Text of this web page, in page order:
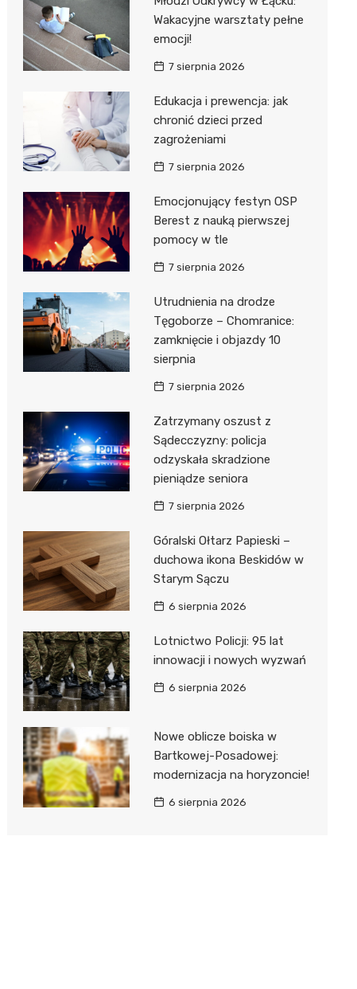
Wakacyjne warsztaty pełne
emocji!
7 sierpnia 2026
Edukacja i prewencja: jak
chronić dzieci przed
zagrożeniami
7 sierpnia 2026
Emocjonujący festyn OSP
Berest z nauką pierwszej
pomocy w tle
7 sierpnia 2026
Utrudnienia na drodze
Tęgoborze – Chomranice:
zamknięcie i objazdy 10
sierpnia
7 sierpnia 2026
Zatrzymany oszust z
Sądecczyzny: policja
odzyskała skradzione
pieniądze seniora
7 sierpnia 2026
Góralski Ołtarz Papieski –
duchowa ikona Beskidów w
Starym Sączu
6 sierpnia 2026
Lotnictwo Policji: 95 lat
innowacji i nowych wyzwań
6 sierpnia 2026
Nowe oblicze boiska w
Bartkowej-Posadowej:
modernizacja na horyzoncie!
6 sierpnia 2026